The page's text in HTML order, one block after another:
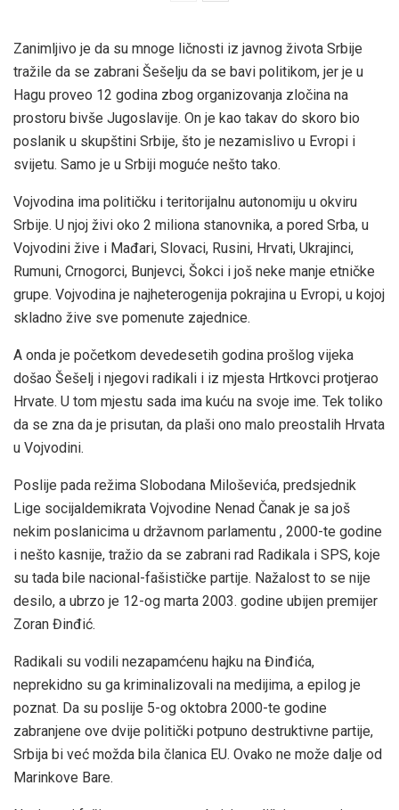
Zanimljivo je da su mnoge ličnosti iz javnog života Srbije
tražile da se zabrani Šešelju da se bavi politikom, jer je u
Hagu proveo 12 godina zbog organizovanja zločina na
prostoru bivše Jugoslavije. On je kao takav do skoro bio
poslanik u skupštini Srbije, što je nezamislivo u Evropi i
svijetu. Samo je u Srbiji moguće nešto tako.
Vojvodina ima političku i teritorijalnu autonomiju u okviru
Srbije. U njoj živi oko 2 miliona stanovnika, a pored Srba, u
Vojvodini žive i Mađari, Slovaci, Rusini, Hrvati, Ukrajinci,
Rumuni, Crnogorci, Bunjevci, Šokci i još neke manje etničke
grupe. Vojvodina je najheterogenija pokrajina u Evropi, u kojoj
skladno žive sve pomenute zajednice.
A onda je početkom devedesetih godina prošlog vijeka
došao Šešelj i njegovi radikali i iz mjesta Hrtkovci protjerao
Hrvate. U tom mjestu sada ima kuću na svoje ime. Tek toliko
da se zna da je prisutan, da plaši ono malo preostalih Hrvata
u Vojvodini.
Poslije pada režima Slobodana Miloševića, predsjednik
Lige socijaldemikrata Vojvodine Nenad Čanak je sa još
nekim poslanicima u državnom parlamentu , 2000-te godine
i nešto kasnije, tražio da se zabrani rad Radikala i SPS, koje
su tada bile nacional-fašističke partije. Nažalost to se nije
desilo, a ubrzo je 12-og marta 2003. godine ubijen premijer
Zoran Đinđić.
Radikali su vodili nezapamćenu hajku na Đinđića,
neprekidno su ga kriminalizovali na medijima, a epilog je
poznat. Da su poslije 5-og oktobra 2000-te godine
zabranjene ove dvije politički potpuno destruktivne partije,
Srbija bi već možda bila članica EU. Ovako ne može dalje od
Marinkove Bare.